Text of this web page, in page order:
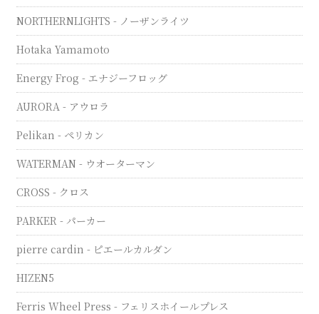
NORTHERNLIGHTS - ノーザンライツ
Hotaka Yamamoto
Energy Frog - エナジーフロッグ
AURORA - アウロラ
Pelikan - ペリカン
WATERMAN - ウオーターマン
CROSS - クロス
PARKER - パーカー
pierre cardin - ピエールカルダン
HIZEN5
Ferris Wheel Press - フェリスホイールプレス